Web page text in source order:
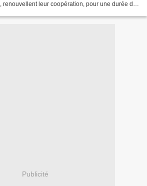
renouvellent leur coopération, pour une durée de
Publicité